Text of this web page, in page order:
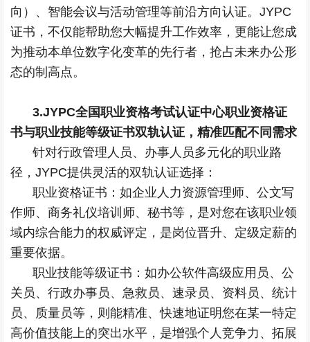
向）、智能会议与活动管理等前沿方向认证。JYPC
证书，不仅能帮助您大幅提升工作效率，更能让您成
为推动本单位数字化变革的先行者，抢占未来办公形
态的制高点。
3.JYPC全国职业资格考试认证中心职业资格证
书与职业技能等级证书双轨认证，精准匹配不同需求
针对行政管理人员、办事人员多元化的职业路
径，JYPC提供灵活的双轨认证选择：
职业资格证书：如企业人力资源管理师、公文写
作师、商务礼仪培训师、秘书等，是对您在该职业领
域内综合能力的权威评定，是岗位晋升、定级定薪的
重要依据。
职业技能等级证书：如办公软件高级应用员、公
关员、行政办事员、急救员、速录员、资料员、统计
员、质量员等，则能精准、快速地证明您在某一特定
高价值技能上的突出水平，是增强个人竞争力、拓展